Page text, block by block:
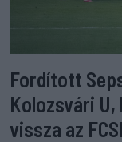
Fordított
Kolozsvári
vissza az